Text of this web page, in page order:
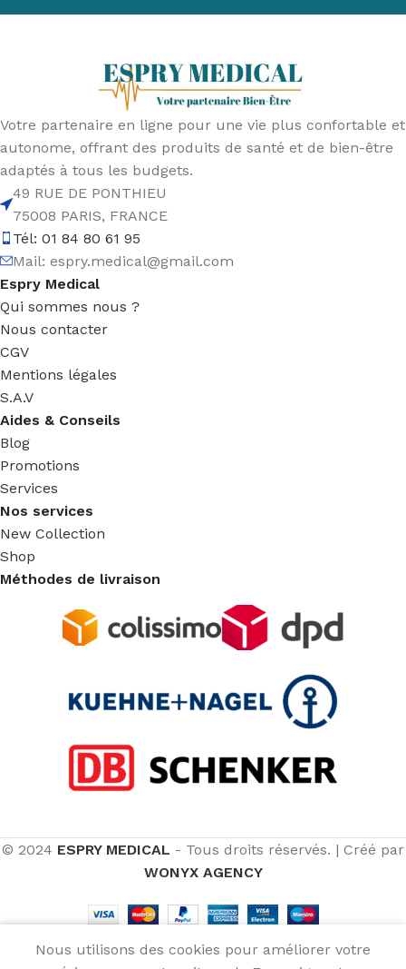
Votre partenaire en ligne pour une vie plus confortable et
autonome, offrant des produits de santé et de bien-être
adaptés à tous les budgets.
49 RUE DE PONTHIEU
75008 PARIS, FRANCE
Tél: 01 84 80 61 95
Mail: espry.medical@gmail.com
Espry Medical
Qui sommes nous ?
Nous contacter
CGV
Mentions légales
S.A.V
Aides & Conseils
Blog
Promotions
Services
Nos services
New Collection
Shop
Méthodes de livraison
© 2024 ESPRY MEDICAL - Tous droits réservés. | Créé par
WONYX AGENCY
Nous utilisons des cookies pour améliorer votre